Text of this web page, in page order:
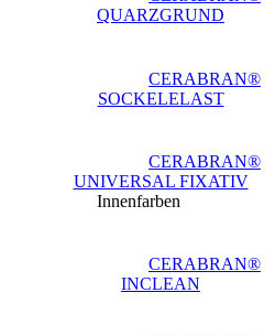
QUARZGRUND
CERABRAN®
SOCKELELAST
CERABRAN®
UNIVERSAL FIXATIV
Innenfarben
CERABRAN®
INCLEAN